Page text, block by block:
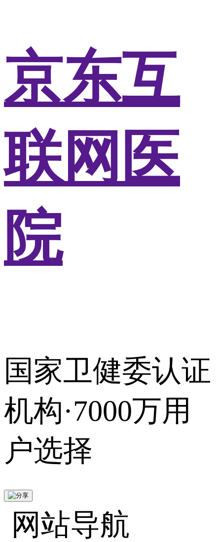
京东互
联网医
院
国家卫健委认证
机构·7000万用
户选择
网站导航